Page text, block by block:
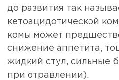
до развития так
кетоацидотической
комы может
снижение аппетита,
жидкий стул, сильные
при отравлении).